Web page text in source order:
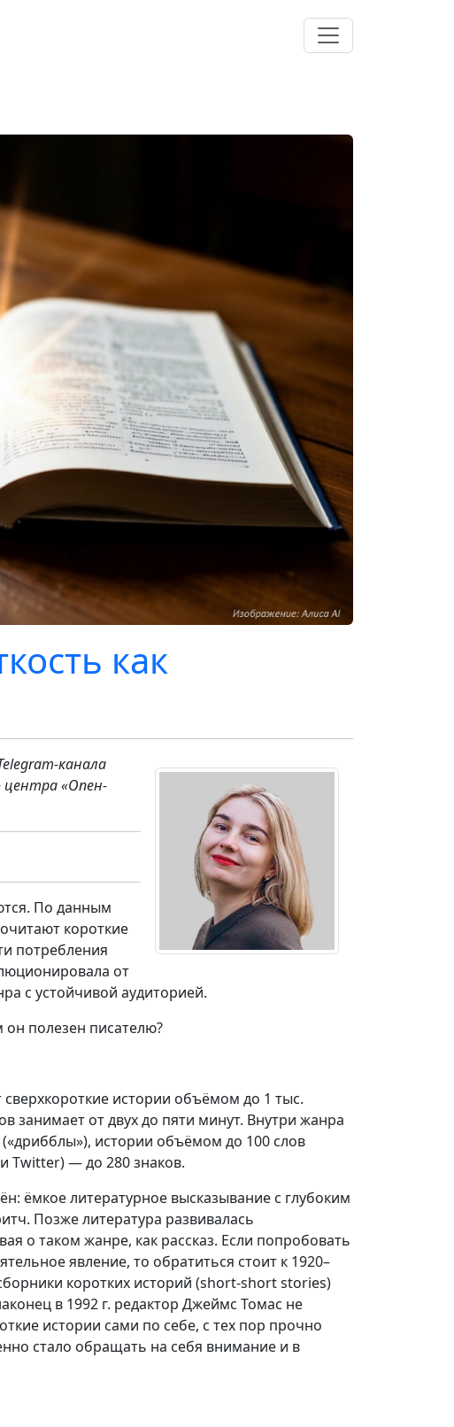
как
канала
центра «Опен-
По данным
короткие
потребления
от
с устойчивой аудиторией.
он полезен писателю?
истории объёмом до 1 тыс.
занимает от двух до пяти минут. Внутри жанра
истории объёмом до 100 слов
Twitter) — до 280 знаков.
ёмкое литературное высказывание с глубоким
Позже литература развивалась
о таком жанре, как рассказ. Если попробовать
явление, то обратиться стоит к 1920–
коротких историй (short-short stories)
в 1992 г. редактор Джеймс Томас не
истории сами по себе, с тех пор прочно
стало обращать на себя внимание и в